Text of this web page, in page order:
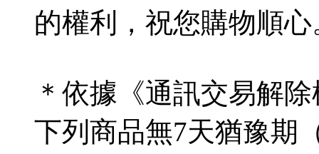
的權利，祝您購物順心
＊依據《通訊交易解
下列商品無7天猶豫期